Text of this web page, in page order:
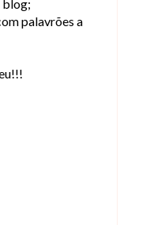
blog;
palavrões a